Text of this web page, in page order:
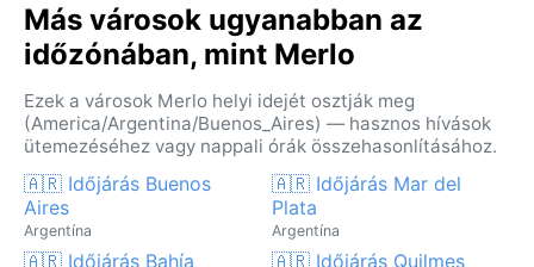
Más városok ugyanabban az
időzónában, mint Merlo
Ezek a városok Merlo helyi idejét osztják meg
(America/Argentina/Buenos_Aires) — hasznos hívások
ütemezéséhez vagy nappali órák összehasonlításához.
🇦🇷 Időjárás Buenos
Aires
Argentína
🇦🇷 Időjárás Mar del
Plata
Argentína
🇦🇷 Időjárás Bahía 🇦🇷 Időjárás Quilmes